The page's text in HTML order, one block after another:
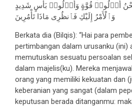
أُو۟لُوا۟ قُوَّةٍ وَأُو۟لُوا۟ بَأْسٍ شَدِيدٍ
وَٱلْأَمْرُ إِلَيْكِ فَٱنظُرِى مَاذَا تَأْمُرِينَ
Berkata dia (Bilqis): “Hai para
pertimbangan dalam urusanku (ini)
memutuskan sesuatu persoalan
dalam majelis(ku). Mereka
orang yang memiliki kekuatan dan
keberanian yang sangat (dalam
keputusan berada ditanganmu: